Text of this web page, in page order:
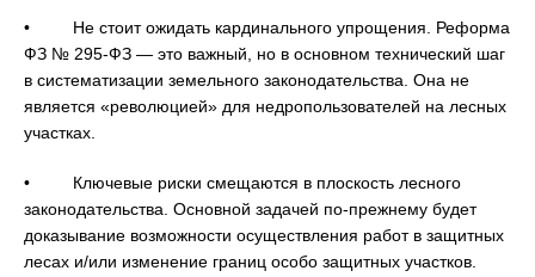
• Не стоит ожидать кардинального упрощения. Реформа
ФЗ № 295-ФЗ — это важный, но в основном технический шаг
в систематизации земельного законодательства. Она не
является «революцией» для недропользователей на лесных
участках.
• Ключевые риски смещаются в плоскость лесного
законодательства. Основной задачей по-прежнему будет
доказывание возможности осуществления работ в защитных
лесах и/или изменение границ особо защитных участков.